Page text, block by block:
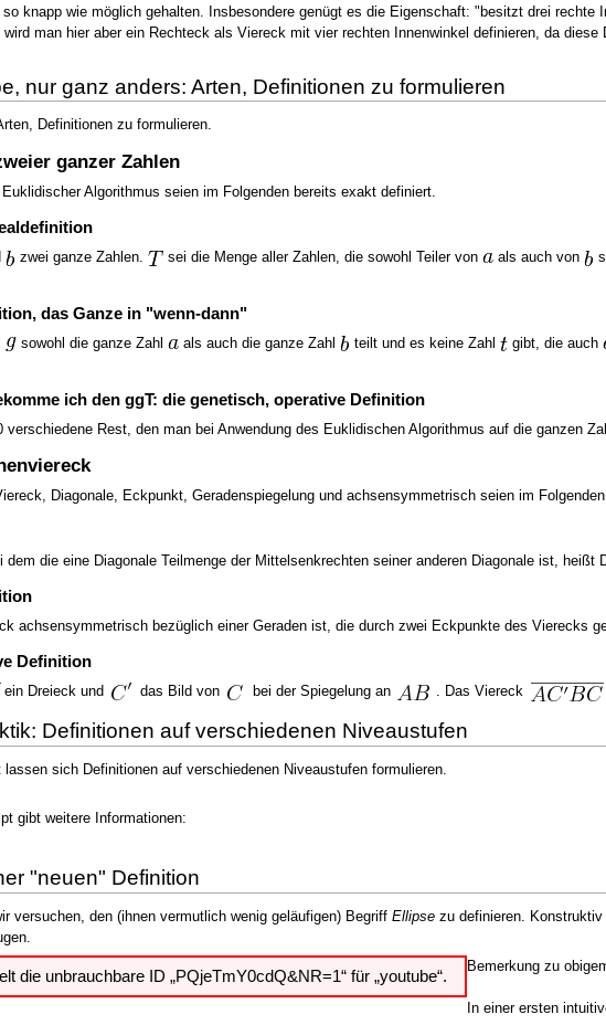
knapp wie möglich gehalten. Insbesondere genügt es die Eigenschaft: "besitzt drei
man hier aber ein Rechteck als Viereck mit vier rechten Innenwinkel definieren, da
nur ganz anders: Arten, Definitionen zu formulieren
Definitionen zu formulieren.
ganzer Zahlen
Algorithmus seien im Folgenden bereits exakt definiert.
zwei ganze Zahlen. sei die Menge aller Zahlen, die sowohl Teiler von als auch von
das Ganze in "wenn-dann"
sowohl die ganze Zahl als auch die ganze Zahl teilt und es keine Zahl gibt, die auch
ich den ggT: die genetisch, operative Definition
verschiedene Rest, den man bei Anwendung des Euklidischen Algorithmus auf die ganzen
Diagonale, Eckpunkt, Geradenspiegelung und achsensymmetrisch seien im
dem die eine Diagonale Teilmenge der Mittelsenkrechten seiner anderen Diagonale ist, heißt
achsensymmetrisch bezüglich einer Geraden ist, die durch zwei Eckpunkte des Vierecks
Definition
ein Dreieck und das Bild von bei der Spiegelung an . Das Viereck
Definitionen auf verschiedenen Niveaustufen
sich Definitionen auf verschiedenen Niveaustufen formulieren.
gibt weitere Informationen:
"neuen" Definition
versuchen, den (ihnen vermutlich wenig geläufigen) Begriff Ellipse zu definieren.
die unbrauchbare ID „PQjeTmY0cdQ&NR=1“ für „youtube“.
Bemerkung zu
In einer ersten